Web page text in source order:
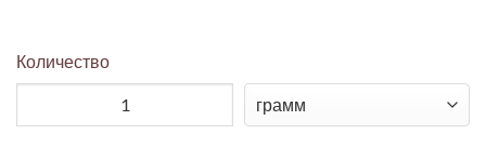
Количество